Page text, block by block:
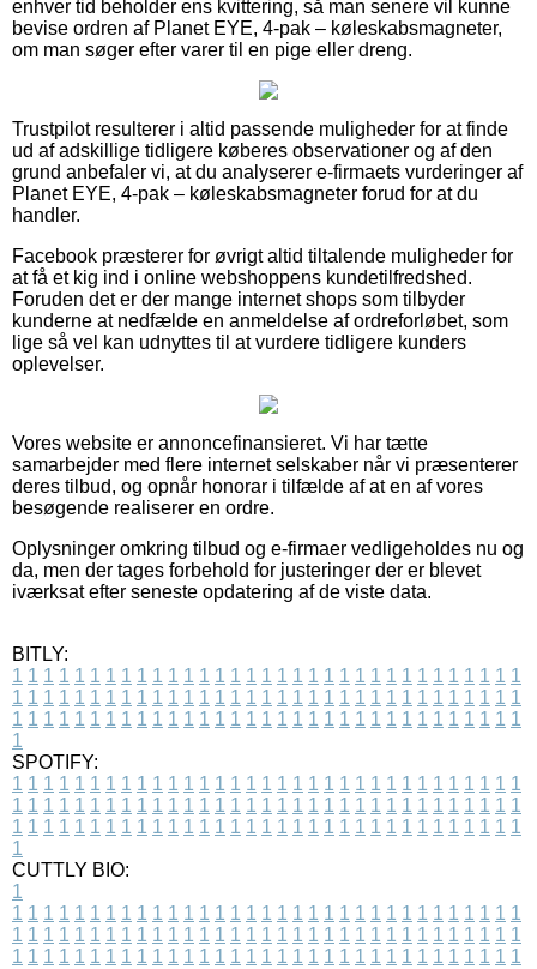
enhver tid beholder ens kvittering, så man senere vil kunne
bevise ordren af Planet EYE, 4-pak – køleskabsmagneter,
om man søger efter varer til en pige eller dreng.
Trustpilot resulterer i altid passende muligheder for at finde
ud af adskillige tidligere køberes observationer og af den
grund anbefaler vi, at du analyserer e-firmaets vurderinger af
Planet EYE, 4-pak – køleskabsmagneter forud for at du
handler.
Facebook præsterer for øvrigt altid tiltalende muligheder for
at få et kig ind i online webshoppens kundetilfredshed.
Foruden det er der mange internet shops som tilbyder
kunderne at nedfælde en anmeldelse af ordreforløbet, som
lige så vel kan udnyttes til at vurdere tidligere kunders
oplevelser.
Vores website er annoncefinansieret. Vi har tætte
samarbejder med flere internet selskaber når vi præsenterer
deres tilbud, og opnår honorar i tilfælde af at en af vores
besøgende realiserer en ordre.
Oplysninger omkring tilbud og e-firmaer vedligeholdes nu og
da, men der tages forbehold for justeringer der er blevet
iværksat efter seneste opdatering af de viste data.
BITLY:
1 1 1 1 1 1 1 1 1 1 1 1 1 1 1 1 1 1 1 1 1 1 1 1 1 1 1 1 1 1 1 1 1
1 1 1 1 1 1 1 1 1 1 1 1 1 1 1 1 1 1 1 1 1 1 1 1 1 1 1 1 1 1 1 1 1
1 1 1 1 1 1 1 1 1 1 1 1 1 1 1 1 1 1 1 1 1 1 1 1 1 1 1 1 1 1 1 1 1
1
SPOTIFY:
1 1 1 1 1 1 1 1 1 1 1 1 1 1 1 1 1 1 1 1 1 1 1 1 1 1 1 1 1 1 1 1 1
1 1 1 1 1 1 1 1 1 1 1 1 1 1 1 1 1 1 1 1 1 1 1 1 1 1 1 1 1 1 1 1 1
1 1 1 1 1 1 1 1 1 1 1 1 1 1 1 1 1 1 1 1 1 1 1 1 1 1 1 1 1 1 1 1 1
1
CUTTLY BIO:
1
1 1 1 1 1 1 1 1 1 1 1 1 1 1 1 1 1 1 1 1 1 1 1 1 1 1 1 1 1 1 1 1 1
1 1 1 1 1 1 1 1 1 1 1 1 1 1 1 1 1 1 1 1 1 1 1 1 1 1 1 1 1 1 1 1 1
1 1 1 1 1 1 1 1 1 1 1 1 1 1 1 1 1 1 1 1 1 1 1 1 1 1 1 1 1 1 1 1 1